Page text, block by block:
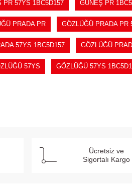
PR 57YS 1BC5D157 GÜNEŞ PR
PRADA PR GÖZLÜĞÜ PRADA PR
57YS 1BC5D157 GÖZLÜĞÜ
57YS GÖZLÜĞÜ 57YS
Ücretsiz ve
Sigortalı Kargo